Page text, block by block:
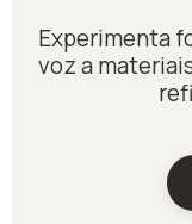
Experimenta
voz a